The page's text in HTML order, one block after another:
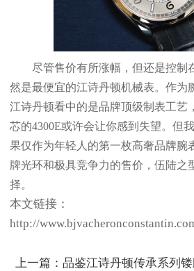
尽管售价有所涨幅，但还是控制
然是最便宜的江诗丹顿机械表。作为
江诗丹顿看中的是品牌顶级制表工艺
芯的4300E或许会让你感到失望。但
果仅作为年轻人的第一枚高奢品牌腕
牌光环和极具竞争力的售价，伍陆之
择。
本文链接：
http://
上一篇：品鉴江诗丹顿传承系列